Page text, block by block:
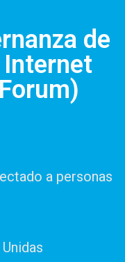
de
a personas